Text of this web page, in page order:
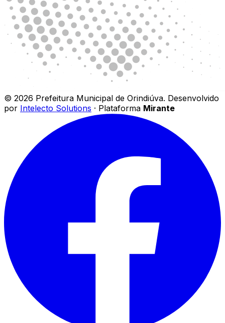
© 2026 Prefeitura Municipal de Orindiúva. Desenvolvido
por Intelecto Solutions · Plataforma Mirante